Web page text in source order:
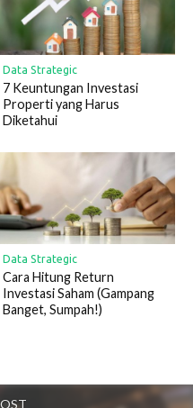
Data Strategic
7 Keuntungan Investasi
Properti yang Harus
Diketahui
Data Strategic
Cara Hitung Return
Investasi Saham (Gampang
Banget, Sumpah!)